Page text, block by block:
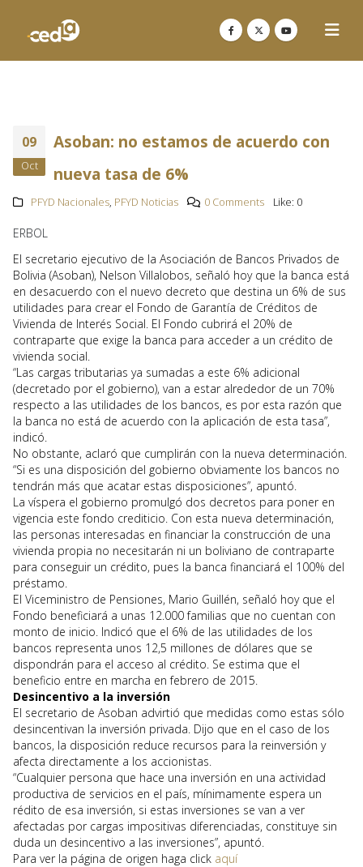
09
Oct
Asoban: no estamos de acuerdo con
nueva tasa de 6%
PFYD Nacionales, PFYD Noticias 0 Comments Like: 0
ERBOL
El secretario ejecutivo de la Asociación de Bancos Privados de
Bolivia (Asoban), Nelson Villalobos, señaló hoy que la banca está
en desacuerdo con el nuevo decreto que destina un 6% de sus
utilidades para crear el Fondo de Garantía de Créditos de
Vivienda de Interés Social. El Fondo cubrirá el 20% de
contraparte que exige la banca para acceder a un crédito de
vivienda social.
“Las cargas tributarias ya sumadas a este 6% adicional
(decretado por el gobierno), van a estar alrededor de un 70%
respecto a las utilidades de los bancos, es por esta razón que
la banca no está de acuerdo con la aplicación de esta tasa”,
indicó.
No obstante, aclaró que cumplirán con la nueva determinación.
“Si es una disposición del gobierno obviamente los bancos no
tendrán más que acatar estas disposiciones”, apuntó.
La víspera el gobierno promulgó dos decretos para poner en
vigencia este fondo crediticio. Con esta nueva determinación,
las personas interesadas en financiar la construcción de una
vivienda propia no necesitarán ni un boliviano de contraparte
para conseguir un crédito, pues la banca financiará el 100% del
préstamo.
El Viceministro de Pensiones, Mario Guillén, señaló hoy que el
Fondo beneficiará a unas 12.000 familias que no cuentan con
monto de inicio. Indicó que el 6% de las utilidades de los
bancos representa unos 12,5 millones de dólares que se
dispondrán para el acceso al crédito. Se estima que el
beneficio entre en marcha en febrero de 2015.
Desincentivo a la inversión
El secretario de Asoban advirtió que medidas como estas sólo
desincentivan la inversión privada. Dijo que en el caso de los
bancos, la disposición reduce recursos para la reinversión y
afecta directamente a los accionistas.
“Cualquier persona que hace una inversión en una actividad
productiva de servicios en el país, mínimamente espera un
rédito de esa inversión, si estas inversiones se van a ver
afectadas por cargas impositivas diferenciadas, constituye sin
duda un desincentivo a las inversiones”, apuntó.
Para ver la página de origen haga click aquí